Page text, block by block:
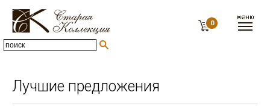
0
Лучшие предложения